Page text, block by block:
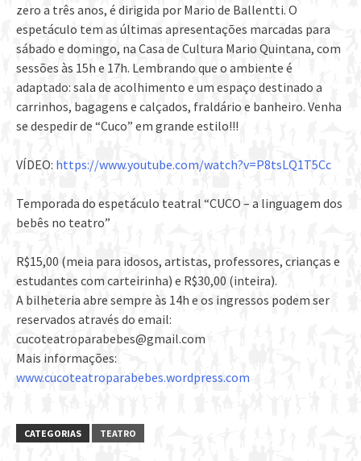
zero a três anos, é dirigida por Mario de Ballentti. O
espetáculo tem as últimas apresentações marcadas para
sábado e domingo, na Casa de Cultura Mario Quintana, com
sessões às 15h e 17h. Lembrando que o ambiente é
adaptado: sala de acolhimento e um espaço destinado a
carrinhos, bagagens e calçados, fraldário e banheiro. Venha
se despedir de “Cuco” em grande estilo!!!
VÍDEO: https://www.youtube.com/watch?v=P8tsLQ1T5Cc
Temporada do espetáculo teatral “CUCO – a linguagem dos
bebês no teatro”
R$15,00 (meia para idosos, artistas, professores, crianças e
estudantes com carteirinha) e R$30,00 (inteira).
A bilheteria abre sempre às 14h e os ingressos podem ser
reservados através do email:
cucoteatroparabebes@gmail.com
Mais informações:
www.cucoteatroparabebes.wordpress.com
CATEGORIAS TEATRO